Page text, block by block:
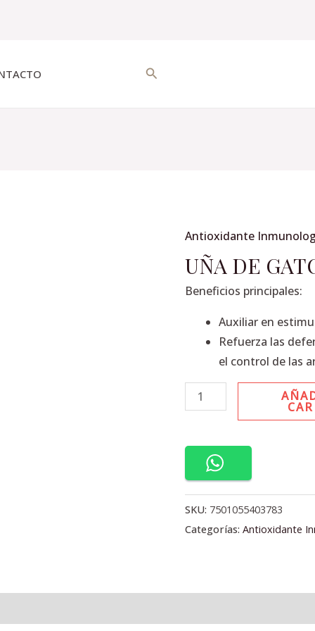
Buscar
Antioxidante
UÑA DE
Beneficios principales:
Auxiliar en
Refuerza las
el control de las
UÑA
DE
GATO
100
cantidad
SKU: 7501055403783
Categorías:Antioxidante